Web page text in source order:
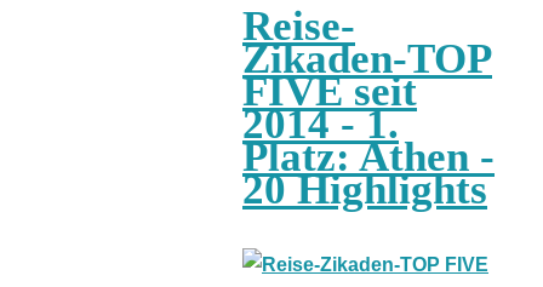
Reise-
Zikaden-TOP
FIVE seit
2014 - 1.
Platz: Athen -
20 Highlights